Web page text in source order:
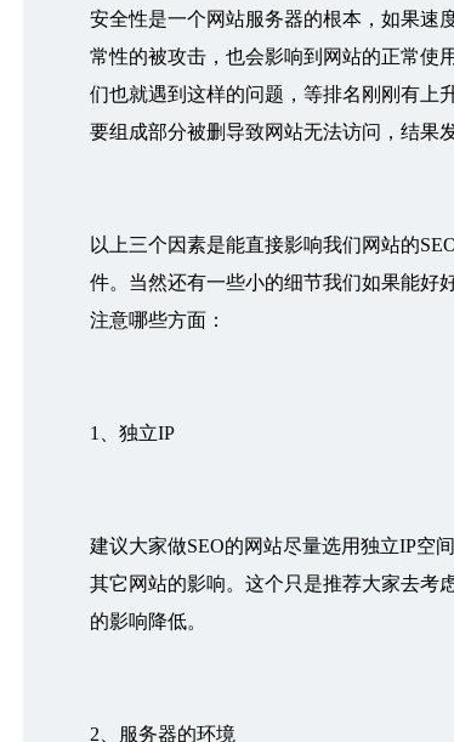
安全性是一个网站服务器的根本，如果速
常性的被攻击，也会影响到网站的正常使
们也就遇到这样的问题，等排名刚刚有上
要组成部分被删导致网站无法访问，结果
以上三个因素是能直接影响我们网站的
件。当然还有一些小的细节我们如果能好
注意哪些方面：
1、独立IP
建议大家做SEO的网站尽量选用独立IP空
其它网站的影响。这个只是推荐大家去考
的影响降低。
2、服务器的环境